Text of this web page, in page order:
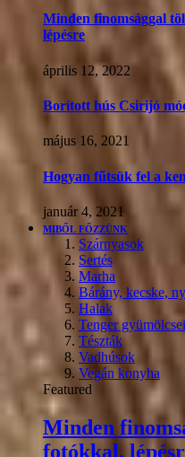
Minden finomsággal
lépésre
április 12, 2022
Borított hús Csirijó
május 16, 2021
Hogyan fűtsük fel a
január 4, 2021
MIBŐL FŐZZÜNK
Szárnyasok
Sertés
Marha
Bárány, kecske,
Halak
Tenger gyümölcsei
Tészták
Vadhúsok
Vegán konyha
Featured
Minden
fotókkal,